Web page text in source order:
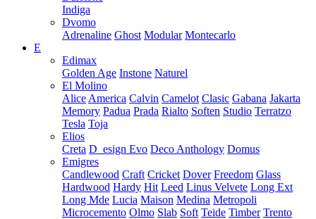
Indiga
Dvomo
Adrenaline Ghost Modular Montecarlo
E
Edimax
Golden Age Instone Naturel
El Molino
Alice America Calvin Camelot Clasic Gabana Jakarta
Memory Padua Prada Rialto Soften Studio Terratzo
Tesla Toja
Elios
Creta D_esign Evo Deco Anthology Domus
Emigres
Candlewood Craft Cricket Dover Freedom Glass
Hardwood Hardy Hit Leed Linus Velvete Long Ext
Long Mde Lucia Maison Medina Metropoli
Microcemento Olmo Slab Soft Teide Timber Trento